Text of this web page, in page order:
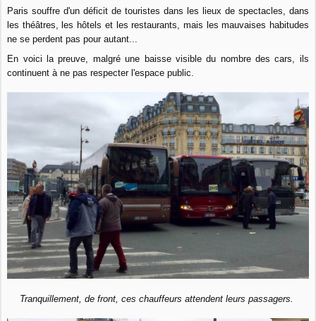
Paris souffre d'un déficit de touristes dans les lieux de spectacles, dans
les théâtres, les hôtels et les restaurants, mais les mauvaises habitudes
ne se perdent pas pour autant...
En voici la preuve, malgré une baisse visible du nombre des cars, ils
continuent à ne pas respecter l'espace public.
Tranquillement, de front, ces chauffeurs attendent leurs passagers.